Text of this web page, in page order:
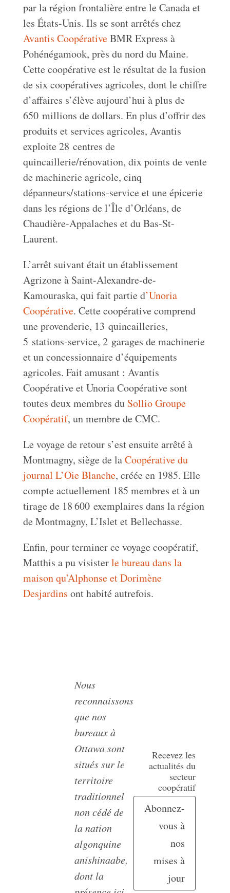
par la région frontalière entre le Canada et
les États-Unis. Ils se sont arrêtés chez
Avantis CoopérativeBMR Express à
Pohénégamook, près du nord du Maine.
Cette coopérative est le résultat de la fusion
de six coopératives agricoles, dont le chiffre
d’affaires s’élève aujourd’hui à plus de
650 millions de dollars. En plus d’offrir des
produits et services agricoles, Avantis
exploite 28 centres de
quincaillerie/rénovation, dix points de vente
de machinerie agricole, cinq
dépanneurs/stations-service et une épicerie
dans les régions de l’Île d’Orléans, de
Chaudière-Appalaches et du Bas-St-
Laurent.
L’arrêt suivant était un établissement
Agrizone à Saint-Alexandre-de-
Kamouraska, qui fait partie d’Unoria
Coopérative. Cette coopérative comprend
une provenderie, 13 quincailleries,
5 stations-service, 2 garages de machinerie
et un concessionnaire d’équipements
agricoles. Fait amusant : Avantis
Coopérative et Unoria Coopérative sont
toutes deux membres du Sollio Groupe
Coopératif, un membre de CMC.
Le voyage de retour s’est ensuite arrêté à
Montmagny, siège de laCoopérative du
journal L’Oie Blanche, créée en 1985. Elle
compte actuellement 185 membres et à un
tirage de 18 600 exemplaires dans la région
de Montmagny, L’Islet et Bellechasse.
Enfin, pour terminer ce voyage coopératif,
Matthis a pu visisterle bureau dans la
maison qu’Alphonse et Dorimène
Desjardins ont habité autrefois.
Nous
reconnaissons
que nos
bureaux à
Ottawa sont
situés sur le
territoire
traditionnel
non cédé de
la nation
algonquine
anishinaabe,
dont la
Recevez les
actualités du
secteur
coopératif
Abonnez-
vous à
nos
mises à
jour